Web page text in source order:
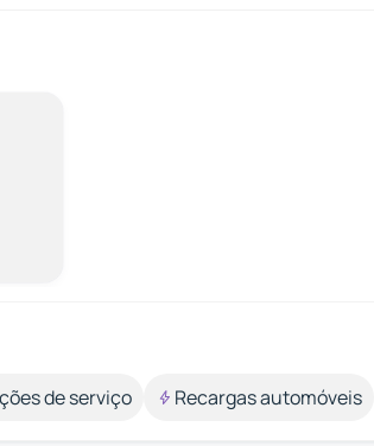
de serviço Recargas automóveis